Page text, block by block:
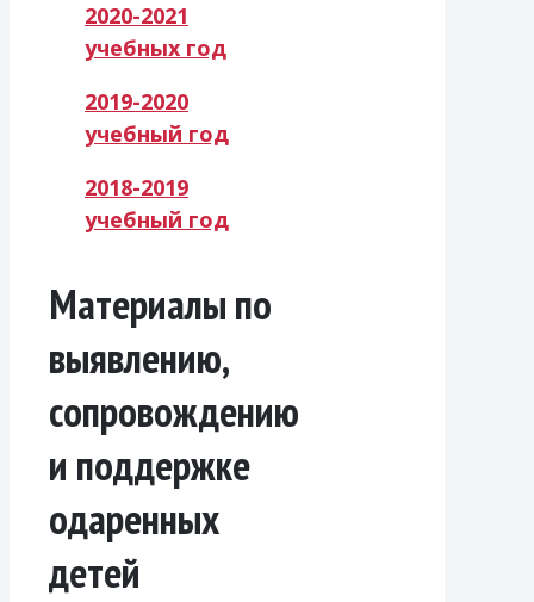
2020-2021
учебных год
2019-2020
учебный год
2018-2019
учебный год
Материалы по
выявлению,
сопровождению
и поддержке
одаренных
детей